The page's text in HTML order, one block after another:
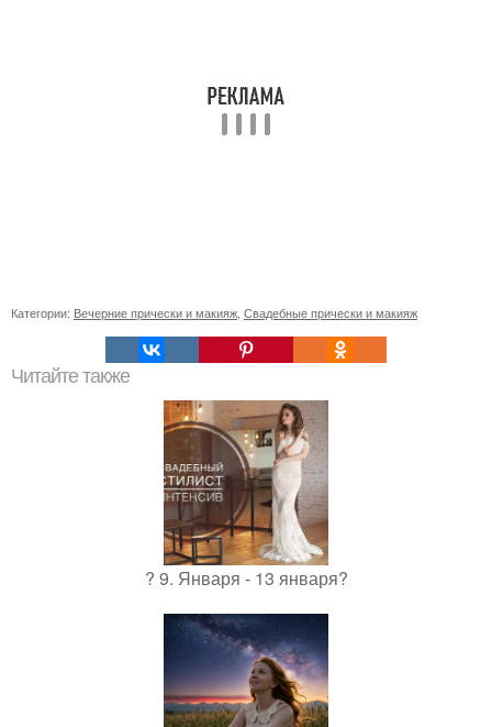
Категории: Вечерние прически и макияж Свадебные прически и макияж
Читайте также
? 9. Января - 13 января?